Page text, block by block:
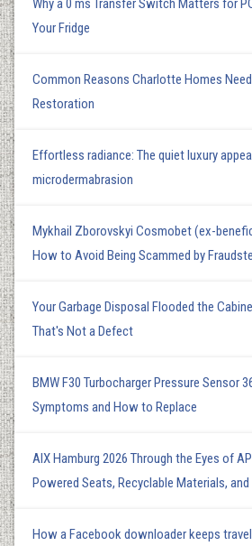
Why a 0 ms Transfer Switch Matters for
Your Fridge
Common Reasons Charlotte Homes
Restoration
Effortless radiance: The quiet luxury
microdermabrasion
Mykhail Zborovskyi Cosmobet (ex-
How to Avoid Being Scammed by
Your Garbage Disposal Flooded the
That's Not a Defect
BMW F30 Turbocharger Pressure Sensor
Symptoms and How to Replace
AIX Hamburg 2026 Through the Eyes of
Powered Seats, Recyclable Materials,
How a Facebook downloader keeps